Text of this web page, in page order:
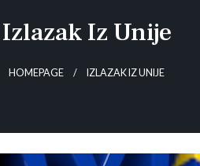
Izlazak Iz Unije
HOMEPAGE IZLAZAK IZ UNIJE